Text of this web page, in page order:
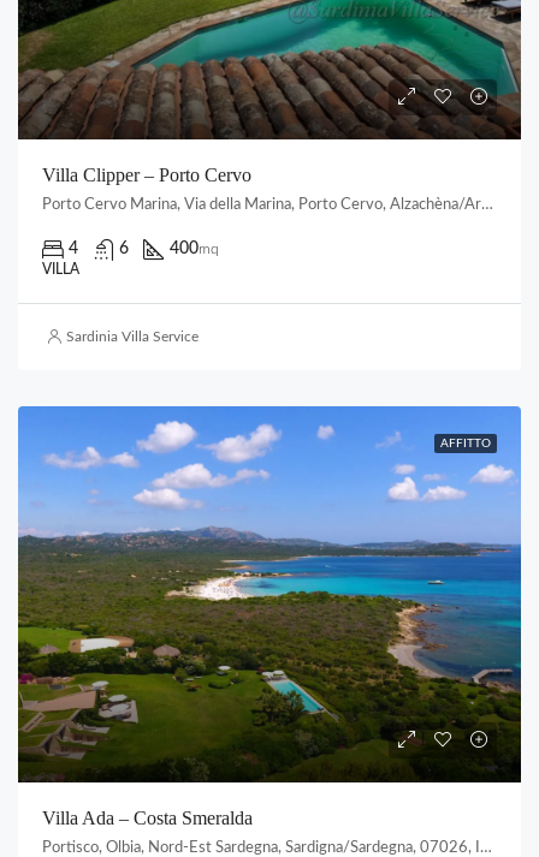
Villa Clipper – Porto Cervo
Porto Cervo Marina, Via della Marina, Porto Cervo, Alzachèna/Arzachena, Gallura Nord-Est Sardegna, Sardigna/Sardegna, Italia
4 6 400mq
VILLA
Sardinia Villa Service
AFFITTO
Villa Ada – Costa Smeralda
Portisco, Olbia, Nord-Est Sardegna, Sardigna/Sardegna, 07026, Italia